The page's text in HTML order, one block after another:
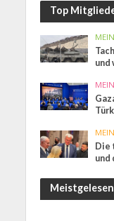
Top
und
Die
und